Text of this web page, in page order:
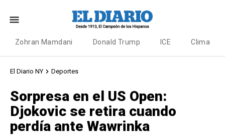
Zohran Mamdani Donald Trump ICE Clima
El Diario NY Deportes
Sorpresa en el US Open:
Djokovic se retira cuando
perdía ante Wawrinka